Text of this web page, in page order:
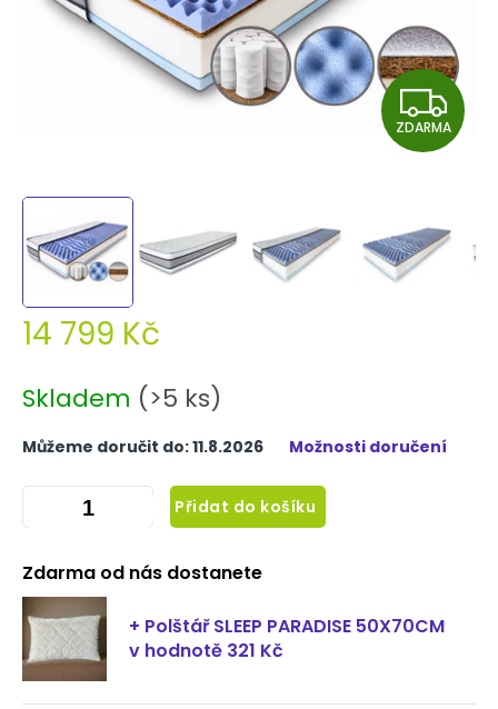
Z
D
R
ZDARMA
14 799 Kč
cena:
Skladem (>5 ks)
Můžeme doručit do:11.8.2026 Možnosti doručení
Přidat do košíku
Zdarma od nás dostanete
+ Polštář SLEEP PARADISE 50X70CM
v hodnotě 321 Kč